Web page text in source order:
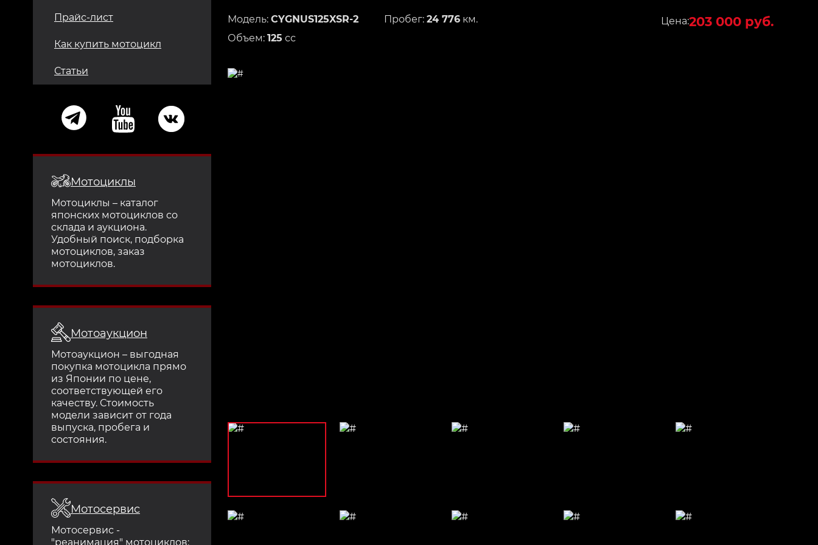
Прайс-лист
Как купить мотоцикл
Статьи
Мотоциклы
Мотоциклы – каталог
японских мотоциклов со
склада и аукциона.
Удобный поиск, подборка
мотоциклов, заказ
мотоциклов.
Мотоаукцион
Мотоаукцион – выгодная
покупка мотоцикла прямо
из Японии по цене,
соответствующей его
качеству. Стоимость
модели зависит от года
выпуска, пробега и
состояния.
Мотосервис
Мотосервис -
"реанимация" мотоциклов:
Модель: CYGNUS125XSR-2
Объем: 125 сс
Пробег: 24 776 км. Цена:203 000 руб.